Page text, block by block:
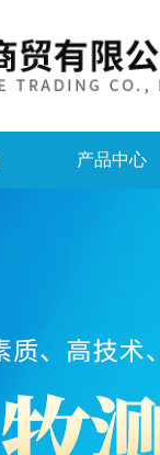
产品中心